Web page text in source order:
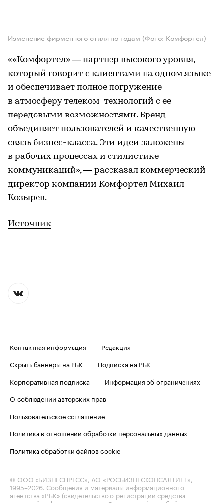
Изменение фирменного стиля по годам (Фото: Комфортел)
««Комфортел» — партнер высокого уровня,
который говорит с клиентами на одном языке
и обеспечивает полное погружение
в атмосферу телеком-технологий с ее
передовыми возможностями. Бренд
объединяет пользователей и качественную
связь бизнес-класса. Эти идеи заложены
в рабочих процессах и стилистике
коммуникаций», — рассказал коммерческий
директор компании Комфортел Михаил
Козырев.
Источник
Контактная информация
Редакция
Скрыть баннеры на РБК
Подписка на РБК
Корпоративная подписка
Информация об ограничениях
О соблюдении авторских прав
Пользовательское соглашение
Политика в отношении обработки персональных данных
Политика обработки файлов cookie
© ООО «БИЗНЕСПРЕСС», АО «РОСБИЗНЕСКОНСАЛТИНГ»,
1995–2026. Сообщения и материалы информационного
агентства «РБК» (свидетельство о регистрации средства